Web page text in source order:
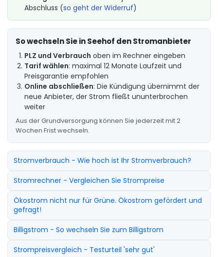
Abschluss (so geht der Widerruf)
So wechseln Sie in Seehof den Stromanbieter
PLZ und Verbrauch oben im Rechner eingeben
Tarif wählen: maximal 12 Monate Laufzeit und
Preisgarantie empfohlen
Online abschließen: Die Kündigung übernimmt der
neue Anbieter, der Strom fließt ununterbrochen
weiter
Aus der Grundversorgung können Sie jederzeit mit 2
Wochen Frist wechseln.
Stromverbrauch - Wie hoch ist Ihr Stromverbrauch?
Stromrechner - Vergleichen Sie Strompreise
Ökostrom nicht nur für Grüne. Ökostrom gefördert und
gefragt!
Billigstrom - So wechseln Sie zum Billigstrom
Strompreisvergleich - Testurteil 'sehr gut'